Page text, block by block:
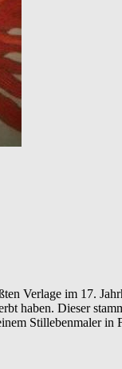
Verlage im 17.
haben. Dieser
Stillebenmaler in